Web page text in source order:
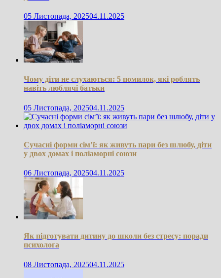
05 Листопада, 202504.11.2025
Чому діти не слухаються: 5 помилок, які роблять
навіть люблячі батьки
05 Листопада, 202504.11.2025
Сучасні форми сім’ї: як живуть пари без шлюбу, діти
у двох домах і поліаморні союзи
06 Листопада, 202504.11.2025
Як підготувати дитину до школи без стресу: поради
психолога
08 Листопада, 202504.11.2025